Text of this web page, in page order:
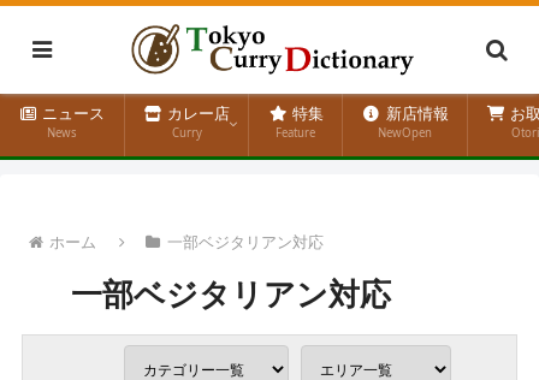
ニュース
News
カレー店
Curry
特集
Feature
新店情報
NewOpen
お
ホーム 一部ベジタリアン対応
一部ベジタリアン対応